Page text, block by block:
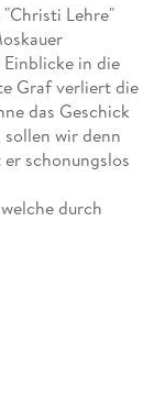
Lehre"
in die
Graf verliert die
das Geschick
wir denn
schonungslos
durch
den Menschen
aber auch
mir durch die